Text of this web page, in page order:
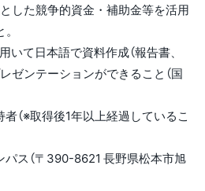
た競争的資金・補助金等を活用
いて日本語で資料作成（報告書、
ゼンテーションができること（国
者（※取得後1年以上経過しているこ
パス（〒390-8621 長野県松本市旭